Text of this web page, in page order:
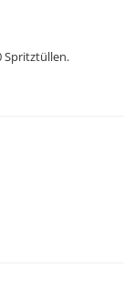
Spritztüllen.